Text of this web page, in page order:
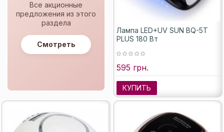
Все акционные
предложения из этого
раздела
Смотреть
Лампа LED+UV SUN BQ-5T
PLUS 180 Вт
595 грн.
КУПИТЬ